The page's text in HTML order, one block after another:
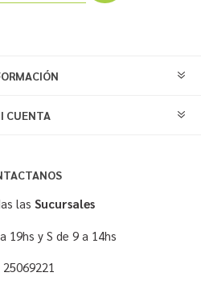
CUENTA
lasSucursales
19hs y S de 9 a 14hs
25069221